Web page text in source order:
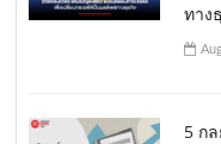
ทาง
5 ก